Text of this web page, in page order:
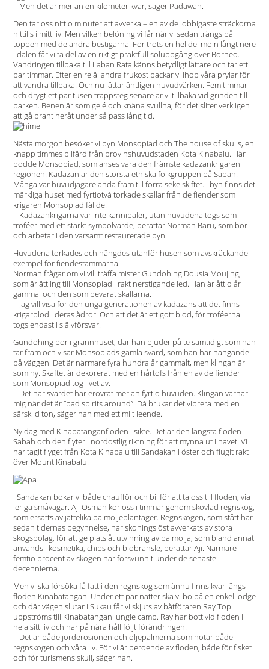
– Men det är mer än en kilometer kvar, säger Padawan.
Den tar oss nittio minuter att avverka – en av de jobbigaste sträckorna
hittills i mitt liv. Men vilken belöning vi får när vi sedan trängs på
toppen med de andra bestigarna. För trots en hel del moln långt nere
i dalen får vi ta del av en riktigt praktfull soluppgång över Borneo.
Vandringen tillbaka till Laban Rata känns betydligt lättare och tar ett
par timmar. Efter en rejäl andra frukost packar vi ihop våra prylar för
att vandra tillbaka. Och nu lättar äntligen huvudvärken. Fem timmar
och drygt ett par tusen trappsteg senare är vi tillbaka vid grinden till
parken. Benen är som gelé och knäna svullna, för det sliter verkligen
att gå brant neråt under så pass lång tid.
Nästa morgon besöker vi byn Monsopiad och The house of skulls, en
knapp timmes bilfärd från provinshuvudstaden Kota Kinabalu. Här
bodde Monsopiad, som anses vara den främste kadazankrigaren i
regionen. Kadazan är den största etniska folkgruppen på Sabah.
Många var huvudjägare ända fram till förra sekelskiftet. I byn finns det
märkliga huset med fyrtiotvå torkade skallar från de fiender som
krigaren Monsopiad fällde.
– Kadazankrigarna var inte kannibaler, utan huvudena togs som
troféer med ett starkt symbolvärde, berättar Normah Baru, som bor
och arbetar i den varsamt restaurerade byn.
Huvudena torkades och hängdes utanför husen som avskräckande
exempel för fiendestammarna.
Normah frågar om vi vill träffa mister Gundohing Dousia Moujing,
som är ättling till Monsopiad i rakt nerstigande led. Han är åttio år
gammal och den som bevarat skallarna.
– Jag vill visa för den unga generationen av kadazans att det finns
krigarblod i deras ådror. Och att det är ett gott blod, för troféerna
togs endast i självförsvar.
Gundohing bor i grannhuset, där han bjuder på te samtidigt som han
tar fram och visar Monsopiads gamla svärd, som han har hängande
på väggen. Det är närmare fyra hundra år gammalt, men klingan är
som ny. Skaftet är dekorerat med en hårtofs från en av de fiender
som Monsopiad tog livet av.
– Det här svärdet har erövrat mer än fyrtio huvuden. Klingan varnar
mig när det är ”bad spirits around”. Då brukar det vibrera med en
särskild ton, säger han med ett milt leende.
Ny dag med Kinabatanganfloden i sikte. Det är den längsta floden i
Sabah och den flyter i nordostlig riktning för att mynna ut i havet. Vi
har tagit flyget från Kota Kinabalu till Sandakan i öster och flugit rakt
över Mount Kinabalu.
I Sandakan bokar vi både chaufför och bil för att ta oss till floden, via
leriga småvägar. Aji Osman kör oss i timmar genom skövlad regnskog,
som ersatts av jättelika palmoljeplantager. Regnskogen, som stått här
sedan tidernas begynnelse, har skoningslöst avverkats av stora
skogsbolag, för att ge plats åt utvinning av palmolja, som bland annat
används i kosmetika, chips och biobränsle, berättar Aji. Närmare
femtio procent av skogen har försvunnit under de senaste
decennierna.
Men vi ska försöka få fatt i den regnskog som ännu finns kvar längs
floden Kinabatangan. Under ett par nätter ska vi bo på en enkel lodge
och där vägen slutar i Sukau får vi skjuts av båtföraren Ray Top
uppströms till Kinabatangan jungle camp. Ray har bott vid floden i
hela sitt liv och har på nära håll följt förändringen.
– Det är både jorderosionen och oljepalmerna som hotar både
regnskogen och våra liv. För vi är beroende av floden, både för fisket
och för turismens skull, säger han.